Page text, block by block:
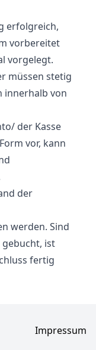
erfolgreich,
vorbereitet
vorgelegt.
müssen stetig
innerhalb von
der Kasse
vor, kann
der
werden. Sind
gebucht, ist
fertig
Impressum